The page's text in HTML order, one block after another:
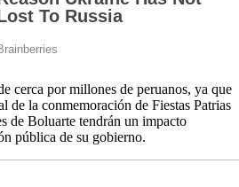
cerca por millones de peruanos, ya que
de la conmemoración de Fiestas Patrias
de Boluarte tendrán un impacto
pública de su gobierno.